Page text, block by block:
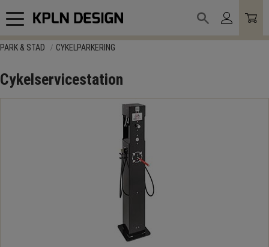
Meny
PARK & STAD CYKELPARKERING
Cykelservicestation